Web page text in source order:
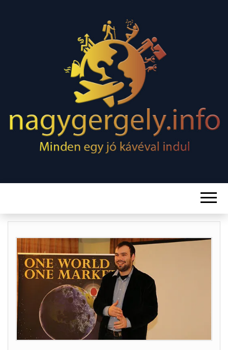
NAGY
GERGELY
Minden egy jó kávéval indul